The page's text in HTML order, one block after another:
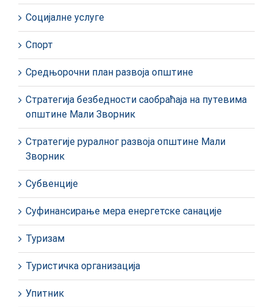
Социјалне услуге
Спорт
Средњорочни план развоја општине
Стратегија безбедности саобраћаја на путевима
општине Мали Зворник
Стратегије руралног развоја општине Мали
Зворник
Субвенције
Суфинансирање мера енергетске санације
Туризам
Туристичка организација
Упитник